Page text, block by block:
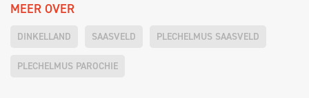
MEER OVER
DINKELLAND SAASVELD PLECHELMUS SAASVELD
PLECHELMUS PAROCHIE